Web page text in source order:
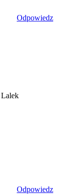
Odpowiedz
Odpowiedz